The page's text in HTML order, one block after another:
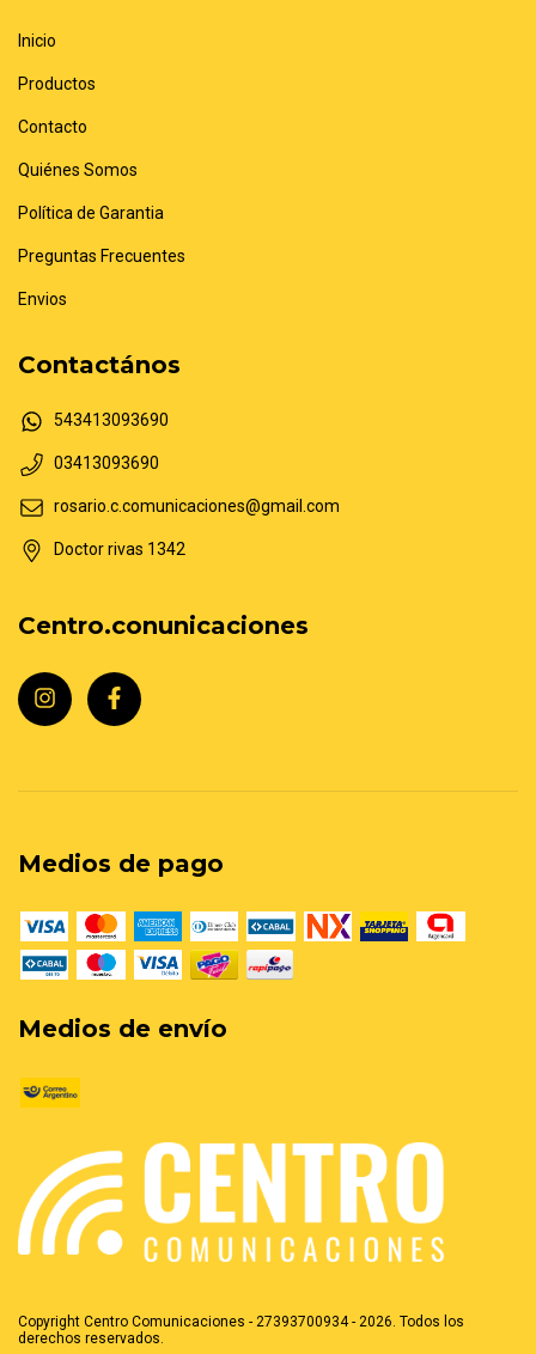
Inicio
Productos
Contacto
Quiénes Somos
Política de Garantia
Preguntas Frecuentes
Envios
Contactános
543413093690
03413093690
rosario.c.comunicaciones@gmail.com
Doctor rivas 1342
Centro.conunicaciones
Medios de pago
Medios de envío
Copyright Centro Comunicaciones - 27393700934 - 2026. Todos los
derechos reservados.